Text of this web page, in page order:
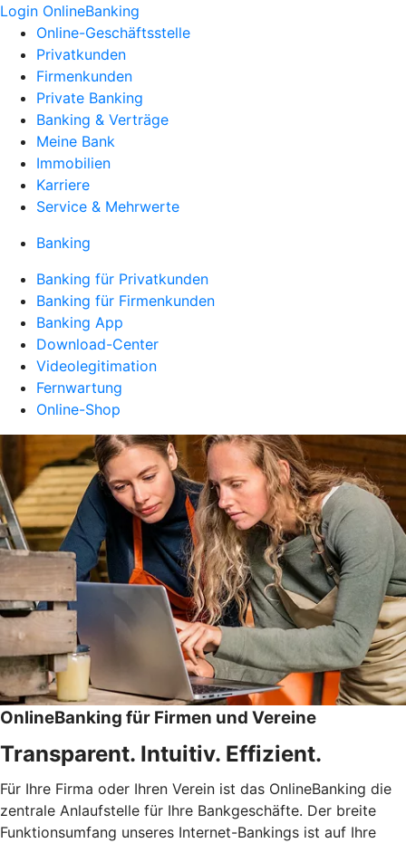
Login OnlineBanking
Online-Geschäftsstelle
Privatkunden
Firmenkunden
Private Banking
Banking & Verträge
Meine Bank
Immobilien
Karriere
Service & Mehrwerte
Banking
Banking für Privatkunden
Banking für Firmenkunden
Banking App
Download-Center
Videolegitimation
Fernwartung
Online-Shop
OnlineBanking für Firmen und Vereine
Transparent. Intuitiv. Effizient.
Für Ihre Firma oder Ihren Verein ist das OnlineBanking die
zentrale Anlaufstelle für Ihre Bankgeschäfte. Der breite
Funktionsumfang unseres Internet-Bankings ist auf Ihre